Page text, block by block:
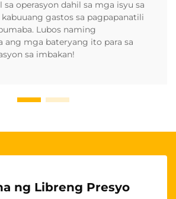
operasyon dahil sa mga isyu sa
gastos sa pagpapanatili
Lubos naming
ang mga bateryang ito para sa
sa imbakan!
ng Libreng Presyo